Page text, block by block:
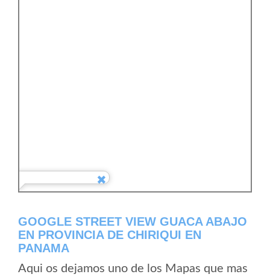
GOOGLE STREET VIEW GUACA ABAJO
EN PROVINCIA DE CHIRIQUI EN
PANAMA
Aqui os dejamos uno de los Mapas que mas